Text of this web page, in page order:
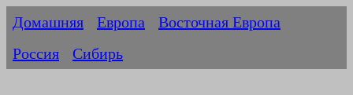
Домашняя Европа
Восточная Европа
Россия
Сибирь